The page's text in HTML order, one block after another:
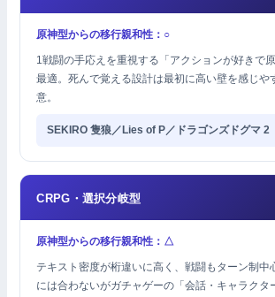
原神型からの移行親和性：○
1戦闘の手応えを重視する「アクションが好きで
最適。死んで覚える設計は最初に高い壁を感じや
意。
SEKIRO 隻狼／Lies of P／ドラゴンズドグマ 2
CRPG・選択分岐型
原神型からの移行親和性：△
テキスト密度が桁違いに高く、戦闘もターン制中
には合わないがガチャゲーの「会話・キャラクタ